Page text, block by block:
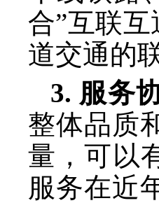
合”互联
道交通的
3. 服务
整体品质
量，可以
服务在近